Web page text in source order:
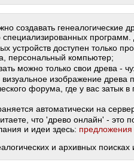
создавать генеалогические
специализированных
устройств доступен только
персональный компьютер;
можно только свои древа -
изображение древа
форума, где у вас затык
автоматически на
что 'древо онлайн' -
и идеи здесь: предложения
и архивных